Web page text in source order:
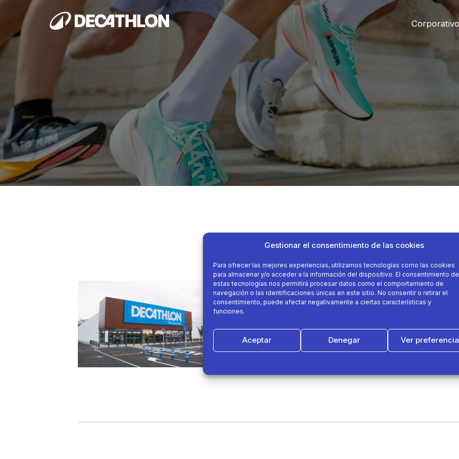
Gestionar el consentimiento de las cookies
Para ofrecer las mejores experiencias, utilizamos tecnologías como las cookies
para almacenar y/o acceder a la información del dispositivo. El consentimiento de
estas tecnologías nos permitirá procesar datos como el comportamiento de
navegación o las identificaciones únicas en este sitio. No consentir o retirar el
consentimiento, puede afectar negativamente a ciertas características y
funciones.
Aceptar Denegar Ver
Corporativo